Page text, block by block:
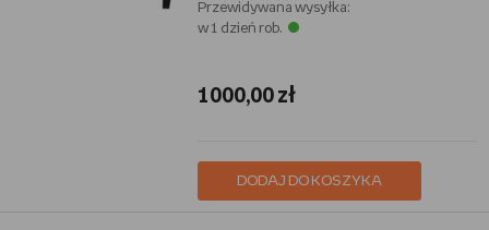
Przewidywana wysyłka:
w 1 dzień rob.
1000,00 zł
DODAJ DO KOSZYKA